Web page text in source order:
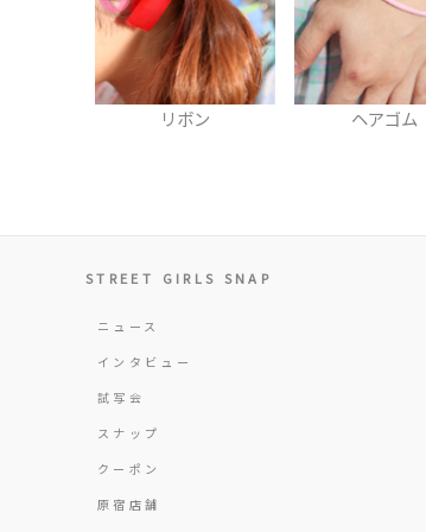
ヘアゴム Tシャツ
STREET GIRLS SNAP
ニュース
インタビュー
試写会
スナップ
クーポン
原宿店舗